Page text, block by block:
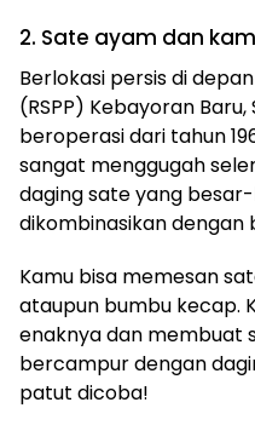
2. Sate ayam dan
Berlokasi persis di
(RSPP) Kebayoran
beroperasi dari tahun
sangat menggugah
daging sate yang
dikombinasikan dengan
Kamu bisa memesan
ataupun bumbu kecap.
enaknya dan membuat
bercampur dengan
patut dicoba!